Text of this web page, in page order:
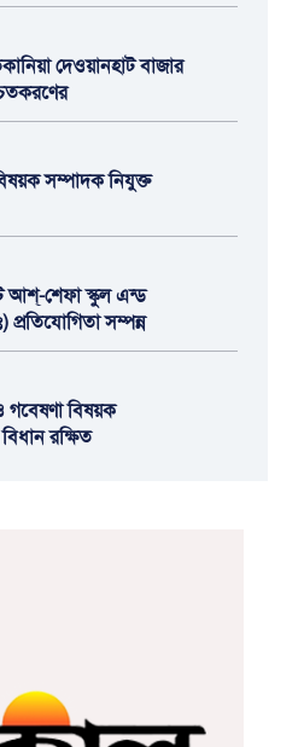
দেওয়ানহাট বাজার
সম্পাদক নিযুক্ত
আশ্-শেফা স্কুল এন্ড
সম্পন্ন
গবেষণা বিষয়ক
রক্ষিত